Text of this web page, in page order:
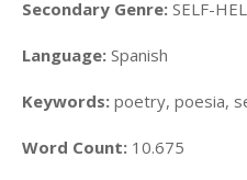
Secondary Genre: SELF-
Language: Spanish
Keywords: poetry, poesia,
Word Count: 10.675